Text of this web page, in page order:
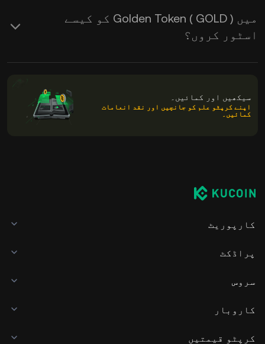
میں Golden Token ( GOLD ) کو کیسے
اسٹور کروں؟
سیکھیں اور کمائیں۔
اپنے کرپٹو علم کو جانچیں اور نقد انعامات
کمائیں۔
کارپوریٹ
پراڈکٹ
سروس
کاروبار
کرپٹو قیمتیں